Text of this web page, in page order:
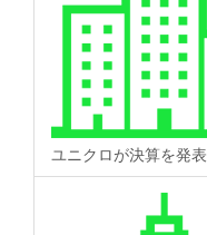
ユニクロが決算を発表